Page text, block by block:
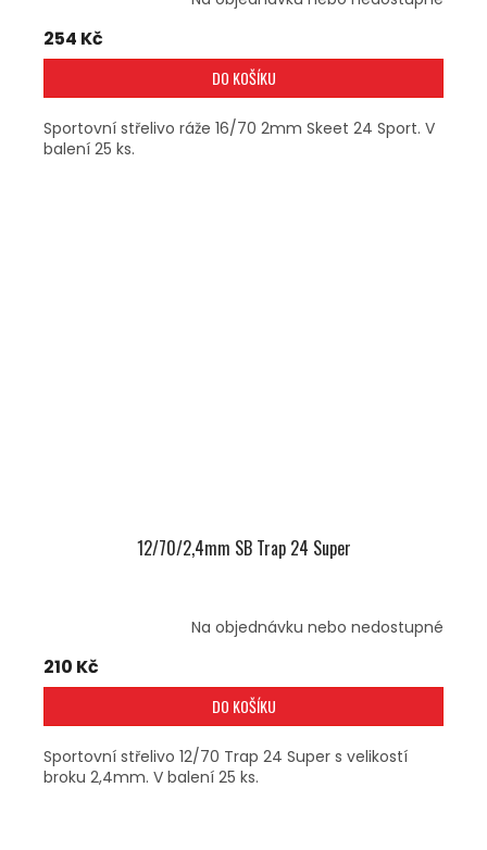
254 Kč
DO KOŠÍKU
Sportovní střelivo ráže 16/70 2mm Skeet 24 Sport. V
balení 25 ks.
12/70/2,4mm SB Trap 24 Super
Na objednávku nebo nedostupné
210 Kč
DO KOŠÍKU
Sportovní střelivo 12/70 Trap 24 Super s velikostí
broku 2,4mm. V balení 25 ks.